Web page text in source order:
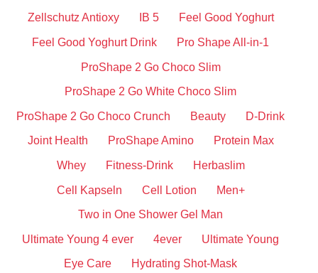
Zellschutz Antioxy IB 5 Feel Good Yoghurt
Feel Good Yoghurt Drink Pro Shape All-in-1
ProShape 2 Go Choco Slim
ProShape 2 Go White Choco Slim
ProShape 2 Go Choco Crunch Beauty D-Drink
Joint Health ProShape Amino Protein Max
Whey Fitness-Drink Herbaslim
Cell Kapseln Cell Lotion Men+
Two in One Shower Gel Man
Ultimate Young 4 ever 4ever Ultimate Young
Eye Care Hydrating Shot-Mask